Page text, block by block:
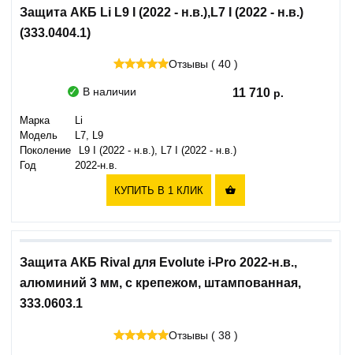
Защита АКБ Li L9 I (2022 - н.в.),L7 I (2022 - н.в.)
(333.0404.1)
Отзывы ( 40 )
В наличии 11 710
Марка
Li
Модель
L7, L9
Поколение
L9 I (2022 - н.в.), L7 I (2022 - н.в.)
Год
2022-н.в.
КУПИТЬ В 1 КЛИК 
Защита АКБ Rival для Evolute i-Pro 2022-н.в.,
алюминий 3 мм, с крепежом, штампованная,
333.0603.1
Отзывы ( 38 )